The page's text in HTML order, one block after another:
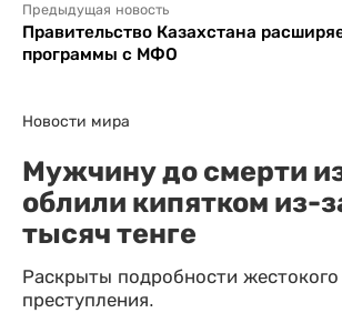
Предыдущая новость
Правительство Казахстана
программы с МФО
Новости мира
Мужчину до смерти
облили кипятком из-
тысяч тенге
Раскрыты подробности жестокого
преступления.